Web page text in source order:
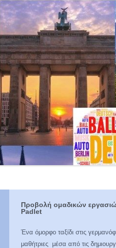
INSTITUT
ΠΡΟΒΟΛΉ
PROJECT ΤΗΣ
Δ.Σ. ΕΛΕΥΣΊΝΑΣ
ΔΡΆΣΗ FAMILIE
99O Δ.Σ.
ΕΡΓΑΣΊΕΣ
ΑΘΗΝΏΝ
Προβολή ομαδικών
Padlet
Ένα όμορφο ταξίδι στις
μαθήτριες μέσα από τις